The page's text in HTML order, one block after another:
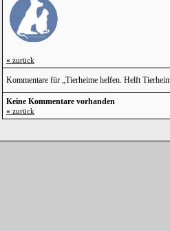
« zurück
Kommentare für „Tierheime helfen. Helft
Keine Kommentare vorhanden
« zurück